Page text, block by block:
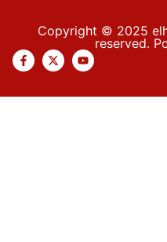
Copyright © 2025
reserved.